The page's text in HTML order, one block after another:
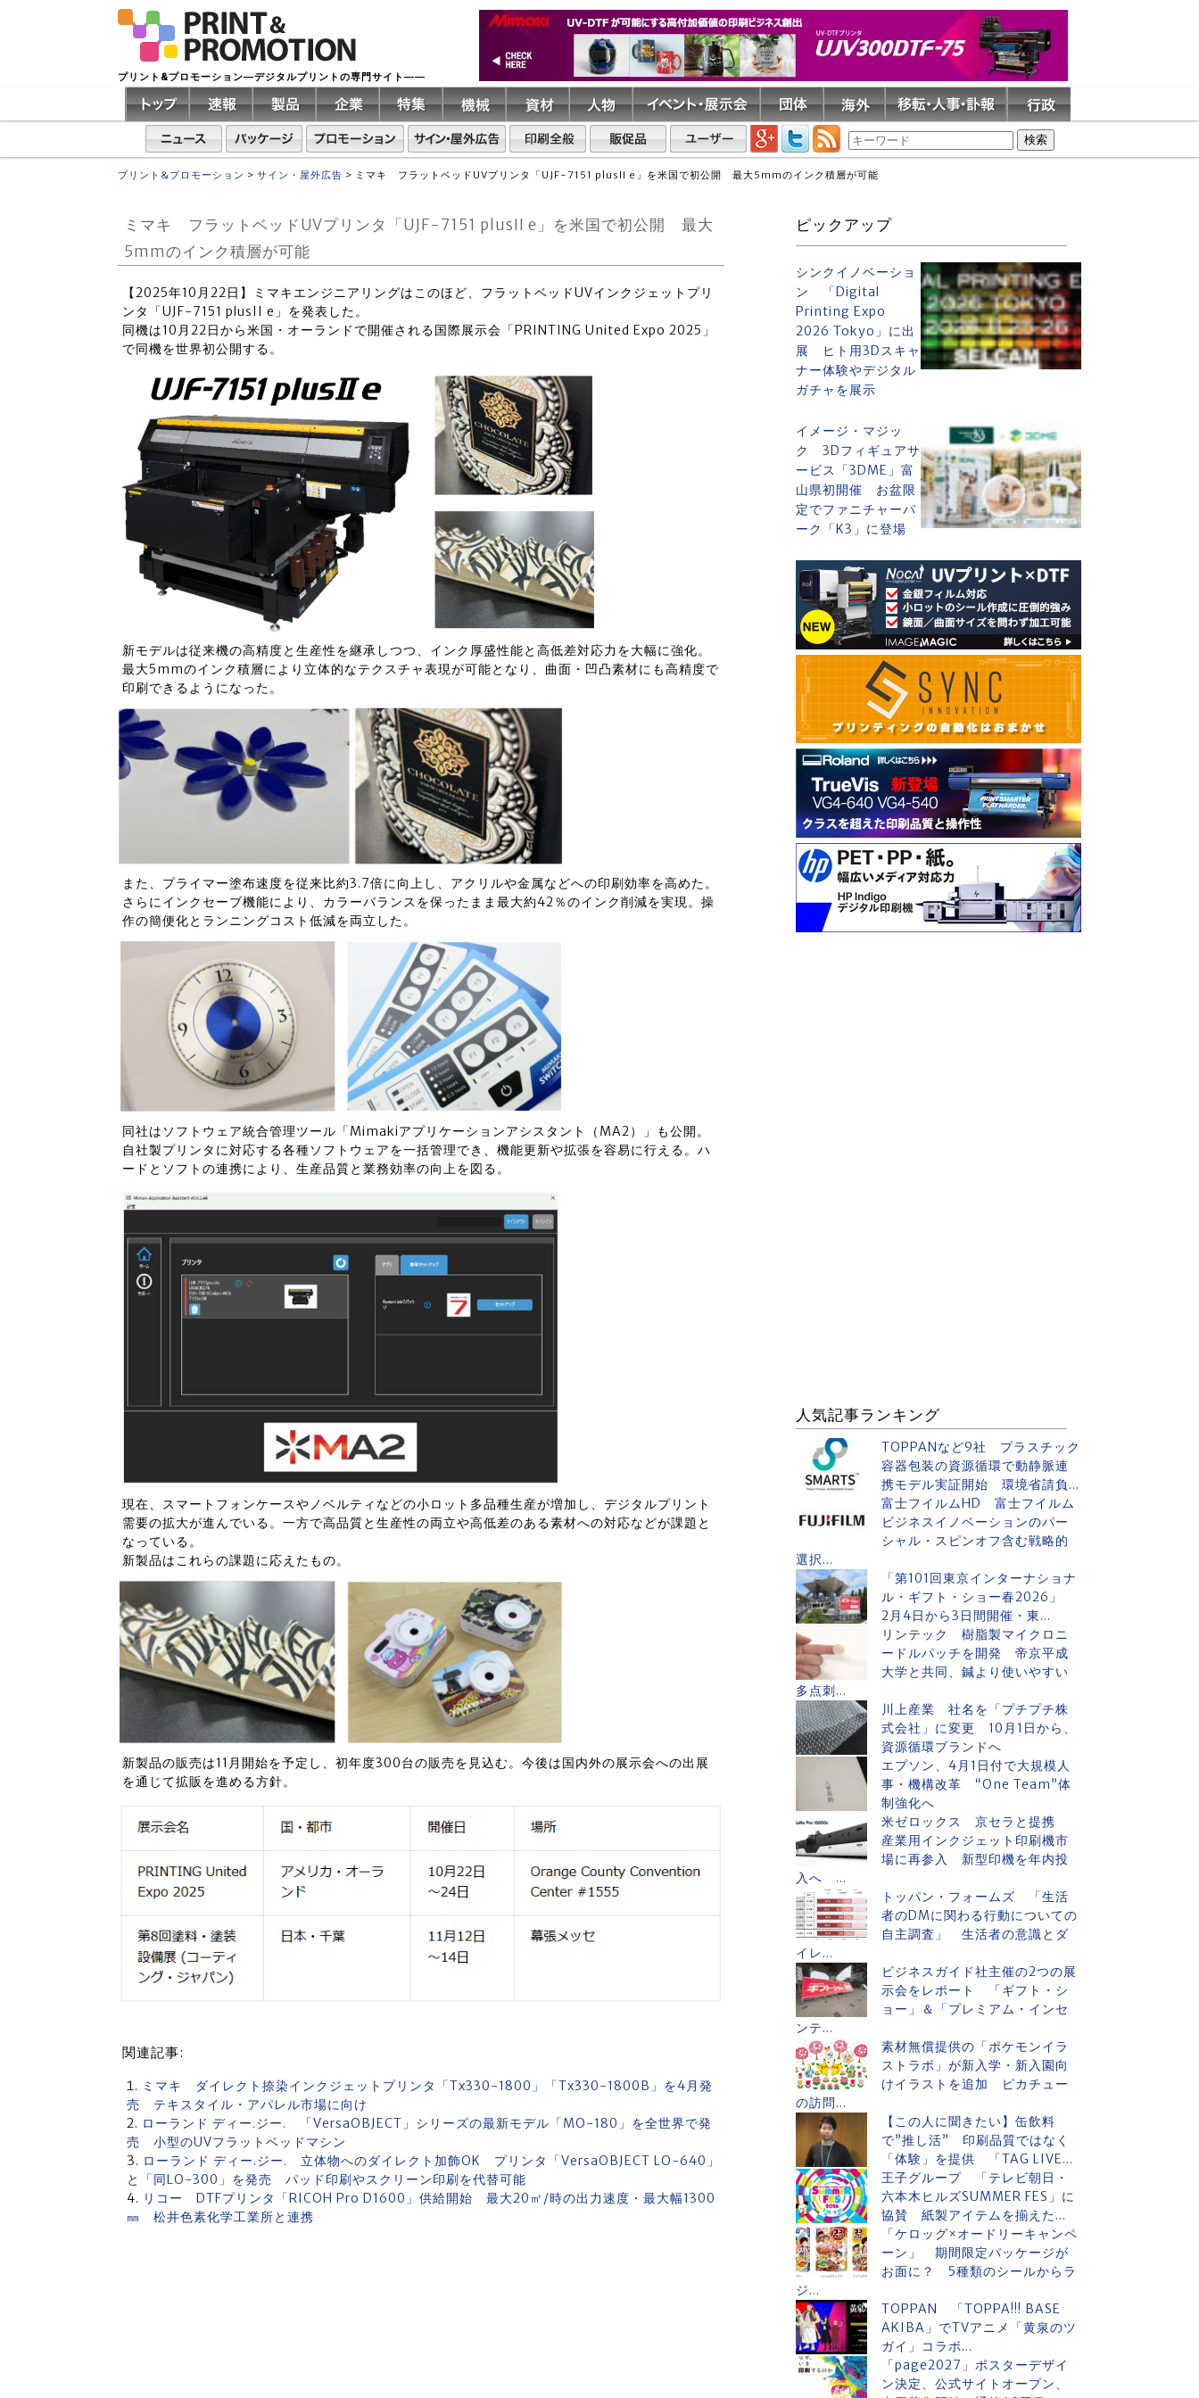
プリント&プロモーション―デジタルプリントの専門サイト――
プリント&プロモーション > サイン・屋外広告 > ミマキ フラットベッドUVプリンタ「UJF-7151 plusII e」を米国で初公開 最大5mmのインク積層が可能
ミマキ フラットベッドUVプリンタ「UJF-7151 plusII e」を米国で初公開 最大
5mmのインク積層が可能
【2025年10月22日】ミマキエンジニアリングはこのほど、フラットベッドUVインクジェットプリ
ンタ「UJF-7151 plusII e」を発表した。
同機は10月22日から米国・オーランドで開催される国際展示会「PRINTING United Expo 2025」
で同機を世界初公開する。
新モデルは従来機の高精度と生産性を継承しつつ、インク厚盛性能と高低差対応力を大幅に強化。
最大5mmのインク積層により立体的なテクスチャ表現が可能となり、曲面・凹凸素材にも高精度で
印刷できるようになった。
また、プライマー塗布速度を従来比約3.7倍に向上し、アクリルや金属などへの印刷効率を高めた。
さらにインクセーブ機能により、カラーバランスを保ったまま最大約42％のインク削減を実現。操
作の簡便化とランニングコスト低減を両立した。
同社はソフトウェア統合管理ツール「Mimakiアプリケーションアシスタント（MA2）」も公開。
自社製プリンタに対応する各種ソフトウェアを一括管理でき、機能更新や拡張を容易に行える。ハ
ードとソフトの連携により、生産品質と業務効率の向上を図る。
現在、スマートフォンケースやノベルティなどの小ロット多品種生産が増加し、デジタルプリント
需要の拡大が進んでいる。一方で高品質と生産性の両立や高低差のある素材への対応などが課題と
なっている。
新製品はこれらの課題に応えたもの。
新製品の販売は11月開始を予定し、初年度300台の販売を見込む。今後は国内外の展示会への出展
を通じて拡販を進める方針。
関連記事:
ミマキ ダイレクト捺染インクジェットプリンタ「Tx330-1800」「Tx330-1800B」を4月発
売 テキスタイル・アパレル市場に向け
ローランド ディー.ジー. 「VersaOBJECT」シリーズの最新モデル「MO-180」を全世界で発
売 小型のUVフラットベッドマシン
ローランド ディー.ジー. 立体物へのダイレクト加飾OK プリンタ「VersaOBJECT LO-640」
と「同LO-300」を発売 パッド印刷やスクリーン印刷を代替可能
リコー DTFプリンタ「RICOH Pro D1600」供給開始 最大20㎡/時の出力速度・最大幅1300
㎜ 松井色素化学工業所と連携
ピックアップ
シンクイノベーショ
ン 「Digital
Printing Expo
2026 Tokyo」に出
展 ヒト用3Dスキャ
ナー体験やデジタル
ガチャを展示
イメージ・マジッ
ク 3Dフィギュアサ
ービス「3DME」富
山県初開催 お盆限
定でファニチャーパ
ーク「K3」に登場
人気記事ランキング
TOPPANなど9社 プラスチック
容器包装の資源循環で動静脈連
携モデル実証開始 環境省請負...
富士フイルムHD 富士フイルム
ビジネスイノベーションのパー
シャル・スピンオフ含む戦略的
選択...
「第101回東京インターナショナ
ル・ギフト・ショー春2026」
2月4日から3日間開催・東...
リンテック 樹脂製マイクロニ
ードルパッチを開発 帝京平成
大学と共同、鍼より使いやすい
多点刺...
川上産業 社名を「プチプチ株
式会社」に変更 10月1日から、
資源循環ブランドへ
エプソン、4月1日付で大規模人
事・機構改革 “One Team”体
制強化へ
米ゼロックス 京セラと提携
産業用インクジェット印刷機市
場に再参入 新型印機を年内投
入へ ...
トッパン・フォームズ 「生活
者のDMに関わる行動についての
自主調査」 生活者の意識とダ
イレ...
ビジネスガイド社主催の2つの展
示会をレポート 「ギフト・シ
ョー」＆「プレミアム・インセ
ンテ...
素材無償提供の「ポケモンイラ
ストラボ」が新入学・新入園向
けイラストを追加 ピカチュー
の訪問...
【この人に聞きたい】缶飲料
で”推し活” 印刷品質ではなく
「体験」を提供 「TAG LIVE...
王子グループ 「テレビ朝日・
六本木ヒルズSUMMER FES」に
協賛 紙製アイテムを揃えた...
「ケロッグ×オードリーキャンペ
ーン」 期間限定パッケージが
お面に？ 5種類のシールからラ
ジ...
TOPPAN 「TOPPA!!! BASE
AKIBA」でTVアニメ「黄泉のツ
ガイ」コラボ...
「page2027」ポスターデザイ
ン決定、公式サイトオープン、